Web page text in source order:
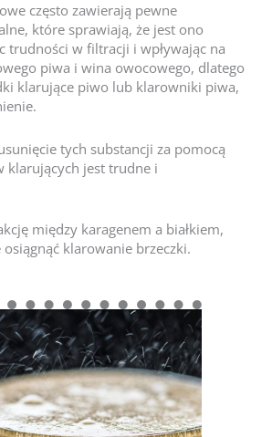
często zawierają pewne
które sprawiają, że jest ono
trudności w filtracji i wpływając na
piwa i wina owocowego, dlatego
klarujące piwo lub klarowniki piwa,
tych substancji za pomocą
klarujących jest trudne i
między karagenem a białkiem,
klarowanie brzeczki.